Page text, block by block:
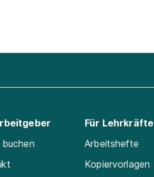
Für Lehrkräfte
Arbeitshefte
Kopiervorlagen